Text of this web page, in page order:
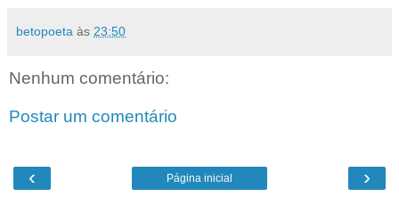
betopoeta às 23:50
Nenhum comentário:
Postar um comentário
‹ ›
Página inicial